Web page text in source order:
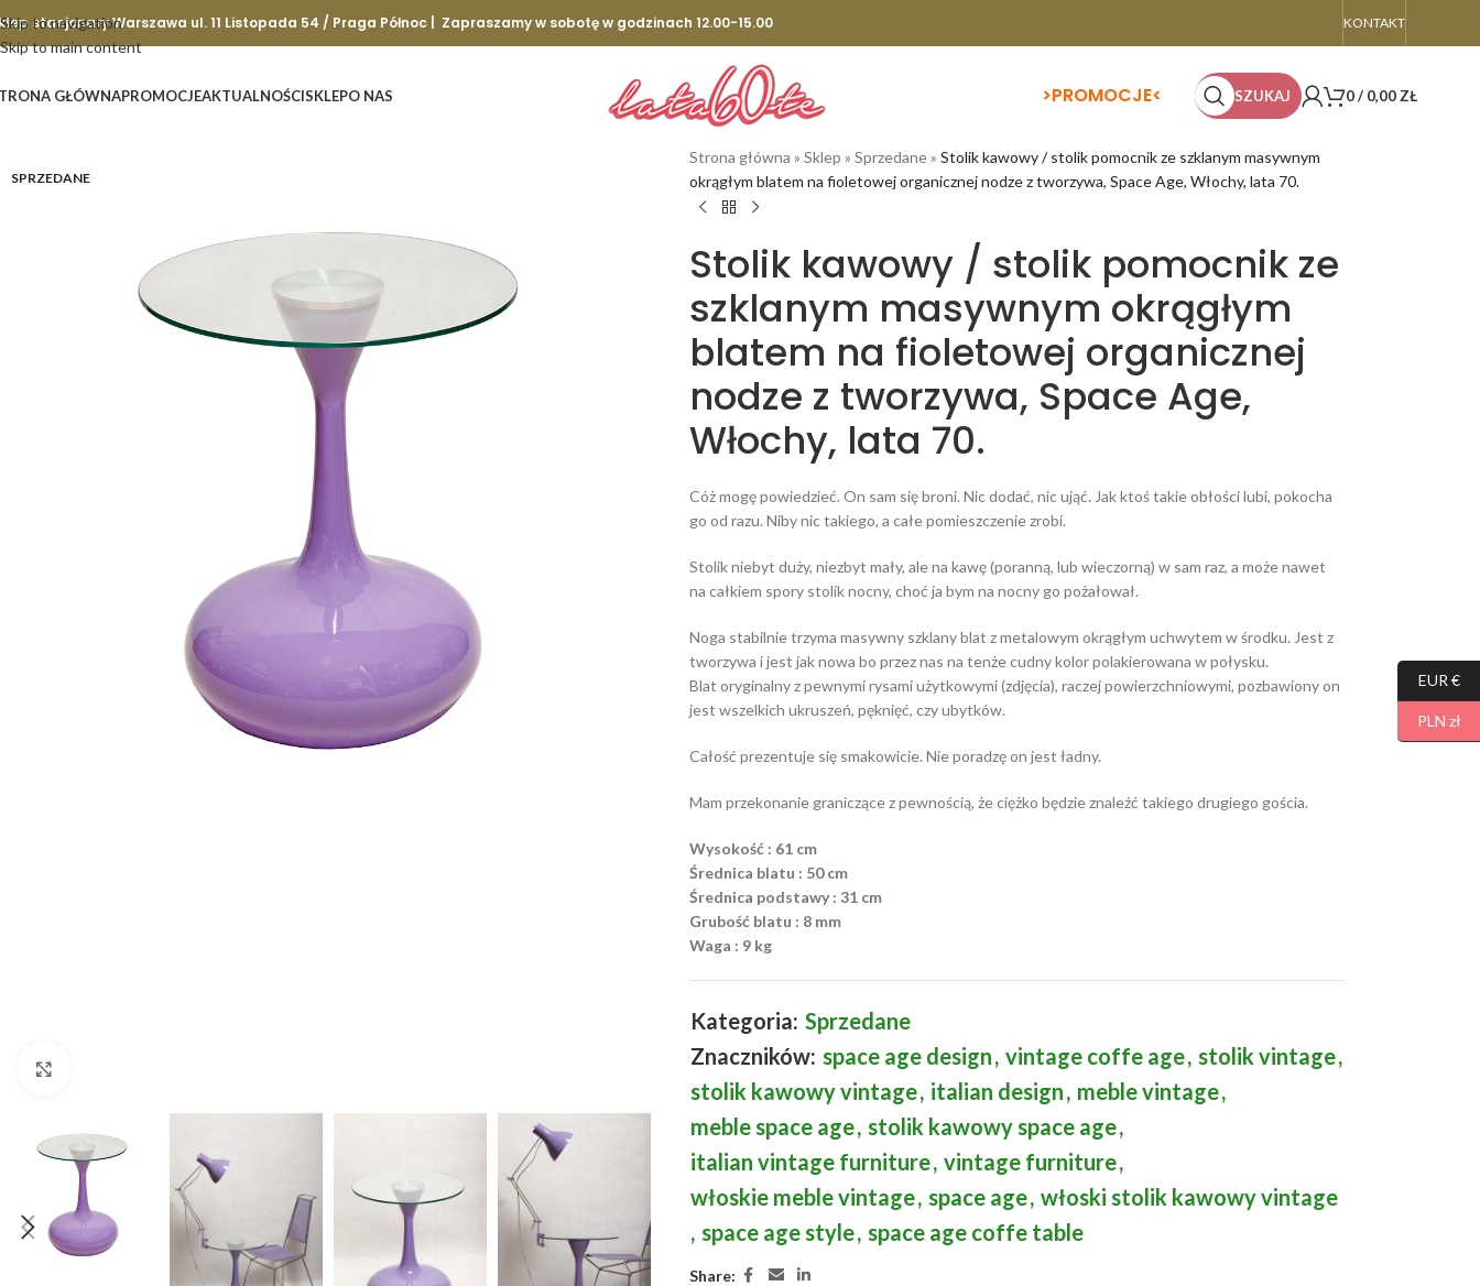
Skip to navigation
Skip to main content
stacjonary Warszawa ul. 11 Listopada 54 / Praga Północ | Zapraszamy w sobotę w godzinach 12.00-15.00 KONTAKT
GŁÓWNAPROMOCJEAKTUALNOŚCISKLEPO NAS >PROMOCJE< SZUKAJ 0/ 0,00 ZŁ
SPRZEDANE
Strona główna » Sklep » Sprzedane» Stolik kawowy / stolik pomocnik ze szklanym masywnym
okrągłym blatem na fioletowej organicznej nodze z tworzywa, Space Age, Włochy, lata 70.
Stolik kawowy / stolik pomocnik ze
szklanym masywnym okrągłym
blatem na fioletowej organicznej
nodze z tworzywa, Space Age,
Włochy, lata 70.
Cóż mogę powiedzieć. On sam się broni. Nic dodać, nic ująć. Jak ktoś takie obłości lubi, pokocha
go od razu. Niby nic takiego, a całe pomieszczenie zrobi.
Stolik niebyt duży, niezbyt mały, ale na kawę (poranną, lub wieczorną) w sam raz, a może nawet
na całkiem spory stolik nocny, choć ja bym na nocny go pożałował.
Noga stabilnie trzyma masywny szklany blat z metalowym okrągłym uchwytem w środku. Jest z
tworzywa i jest jak nowa bo przez nas na tenże cudny kolor polakierowana w połysku.
Blat oryginalny z pewnymi rysami użytkowymi (zdjęcia), raczej powierzchniowymi, pozbawiony on
jest wszelkich ukruszeń, pęknięć, czy ubytków.
Całość prezentuje się smakowicie. Nie poradzę on jest ładny.
Mam przekonanie graniczące z pewnością, że ciężko będzie znaleźć takiego drugiego gościa.
Wysokość : 61 cm
Średnica blatu : 50 cm
Średnica podstawy : 31 cm
Grubość blatu : 8 mm
Waga : 9 kg
Kategoria: Sprzedane
Znaczników: space age design, vintage coffe age, stolik vintage,
stolik kawowy vintage, italian design, meble vintage,
meble space age, stolik kawowy space age,
italian vintage furniture, vintage furniture,
włoskie meble vintage, space age, włoski stolik kawowy vintage
, space age style, space age coffe table
Share:
EUR €
PLN zł